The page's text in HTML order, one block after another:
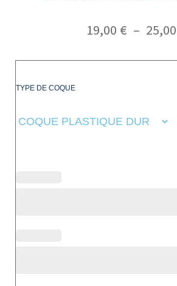
19,00 € – 25,00
TYPE DE COQUE